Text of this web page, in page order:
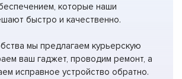
которые наши
быстро и качественно.
мы предлагаем курьерскую
ваш гаджет, проводим ремонт, а
исправное устройство обратно.